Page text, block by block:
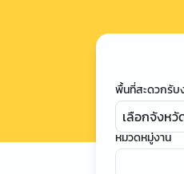
พื้นที่สะดวกรับ
เลือกจังหวั
หมวดหมู่งาน